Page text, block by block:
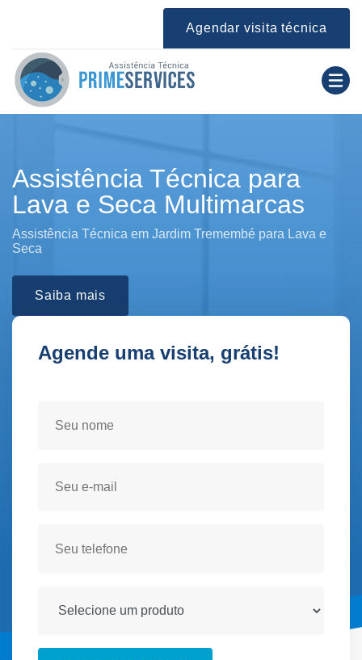
Agendar visita técnica
Assistência Técnica para
Lava e Seca Multimarcas
Assistência Técnica em Jardim Tremembé para Lava e
Seca
Saiba mais
Agende uma visita, grátis!